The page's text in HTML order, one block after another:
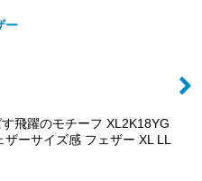
ー
飛躍のモチーフ XL2K18YG
ーサイズ感 フェザー XL LL